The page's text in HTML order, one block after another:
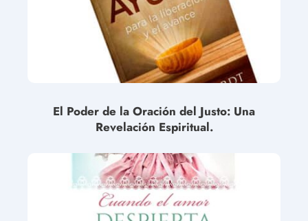
El Poder de la Oración del Justo: Una
Revelación Espiritual.